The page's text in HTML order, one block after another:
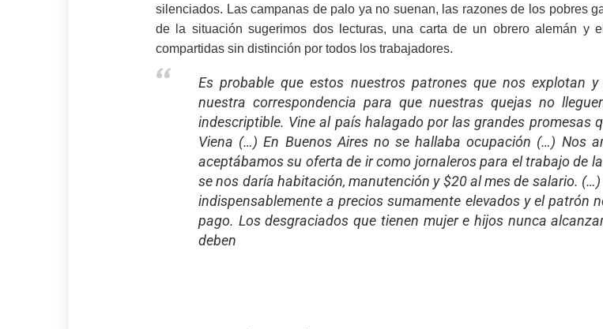
silenciados. Las campanas de palo ya no suenan, las razones de los pobres
de la situación sugerimos dos lecturas, una carta de un obrero alemán y
compartidas sin distinción por todos los trabajadores.
Es probable que estos nuestros patrones que nos explotan
nuestra correspondencia para que nuestras quejas no
indescriptible. Vine al país halagado por las grandes promesas
Viena (…) En Buenos Aires no se hallaba ocupación (…) Nos
aceptábamos su oferta de ir como jornaleros para el trabajo de
se nos daría habitación, manutención y $20 al mes de salario.
indispensablemente a precios sumamente elevados y el patrón
pago. Los desgraciados que tienen mujer e hijos nunca
deben